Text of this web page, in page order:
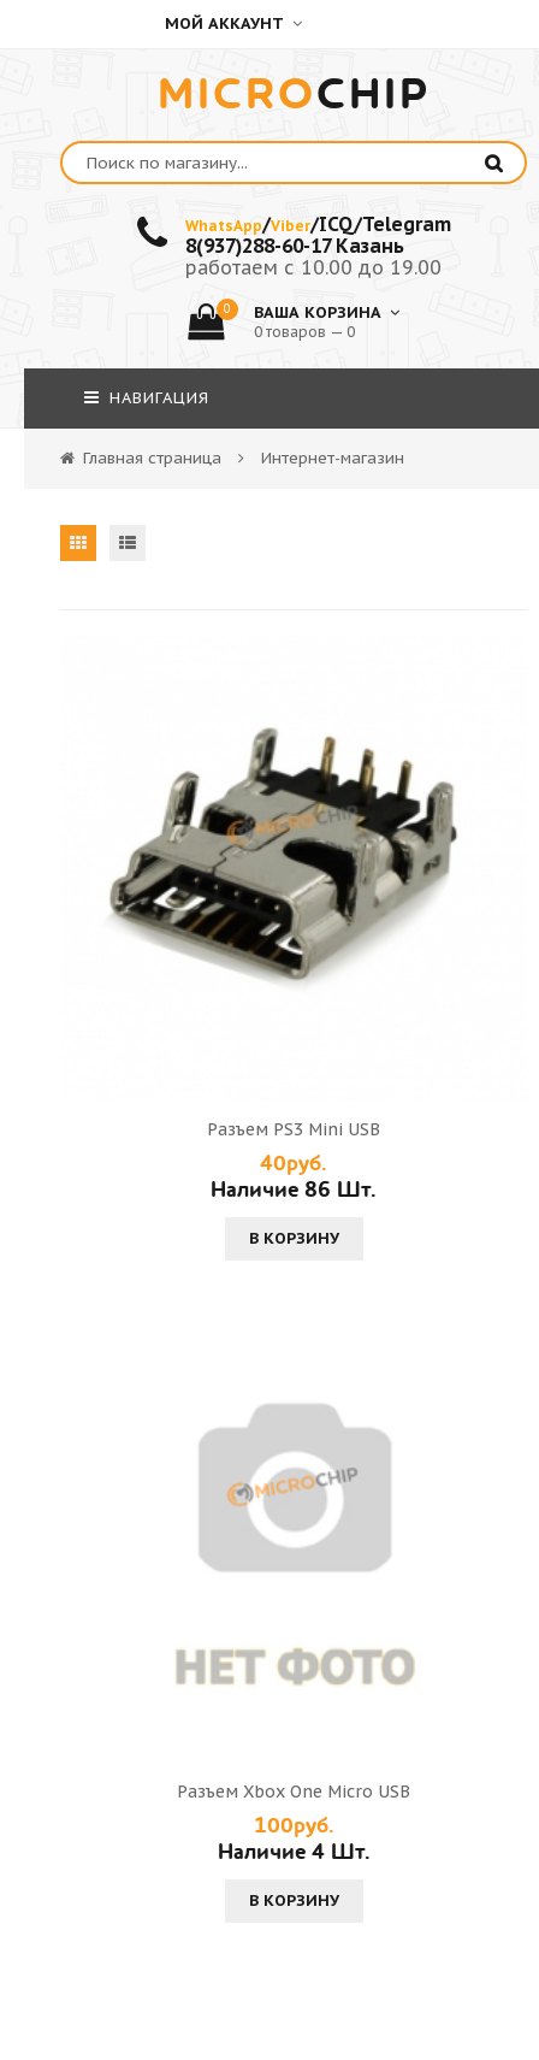
МОЙ АККАУНТ
MICROCHIP
WhatsApp/Viber/ICQ/Telegram
8(937)288-60-17 Казань
работаем с 10.00 до 19.00
0 ВАША КОРЗИНА
0 товаров — 0
НАВИГАЦИЯ
Главная страница Интернет-магазин
Разъем PS3 Mini USB
40руб.
Наличие 86 Шт.
В КОРЗИНУ
Разъем Xbox One Micro USB
100руб.
Наличие 4 Шт.
В КОРЗИНУ